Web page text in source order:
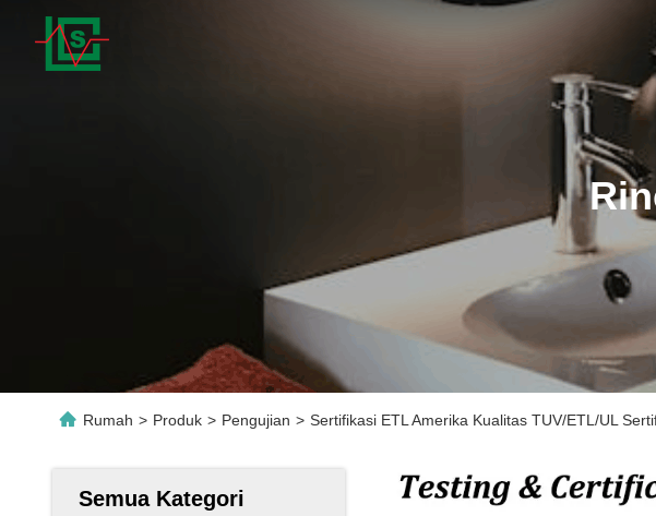
Rumah > Produk > Pengujian > Sertifikasi ETL Amerika Kualitas TUV/ETL/UL
Semua Kategori